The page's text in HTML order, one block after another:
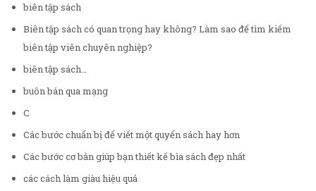
biên tập sách
Biên tập sách có quan trọng hay không? Làm sao để tìm kiếm
biên tập viên chuyên nghiệp?
biên tập sách…
buôn bán qua mạng
C
Các bước chuẩn bị để viết một quyển sách hay hơn
Các bước cơ bản giúp bạn thiết kế bìa sách đẹp nhất
các cách làm giàu hiệu quả